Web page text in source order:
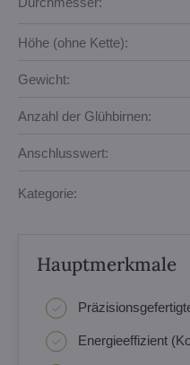
Höhe (ohne Kette):
Gewicht:
Anzahl der Glühbirnen:
Anschlusswert:
Kategorie:
Hauptmerkmale
Energieeffizient